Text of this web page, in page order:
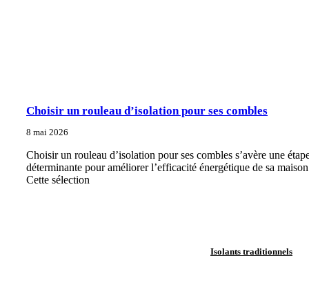
Choisir un rouleau d’isolation pour ses combles
8 mai 2026
Choisir un rouleau d’isolation pour ses combles s’avère une
déterminante pour améliorer l’efficacité énergétique de sa
Cette sélection
Isolants traditionnels